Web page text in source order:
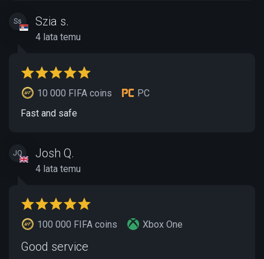
Ss Szia s.
4 lata temu
10 000 FIFA coins
PC
Fast and safe
JQ Josh Q.
4 lata temu
100 000 FIFA coins Xbox One
Good service